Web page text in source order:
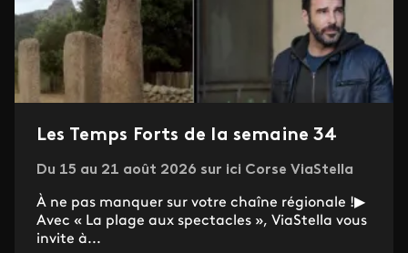
Les Temps Forts de la semaine 34
Du 15 au 21 août 2026 sur ici Corse ViaStella
À ne pas manquer sur votre chaîne régionale !▶
Avec « La plage aux spectacles », ViaStella vous
invite à...